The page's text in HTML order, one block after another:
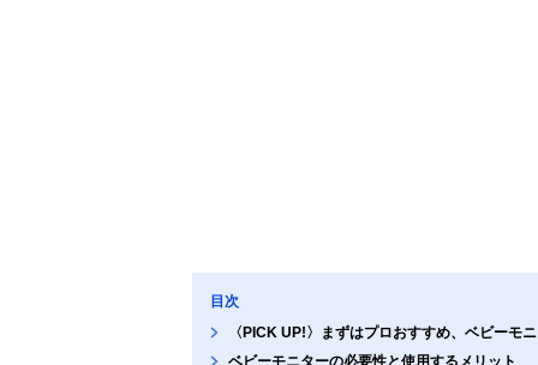
目次
〈PICK UP!〉まずはプロおすすめ、ベビーモ
ベビーモニターの必要性と使用するメリット